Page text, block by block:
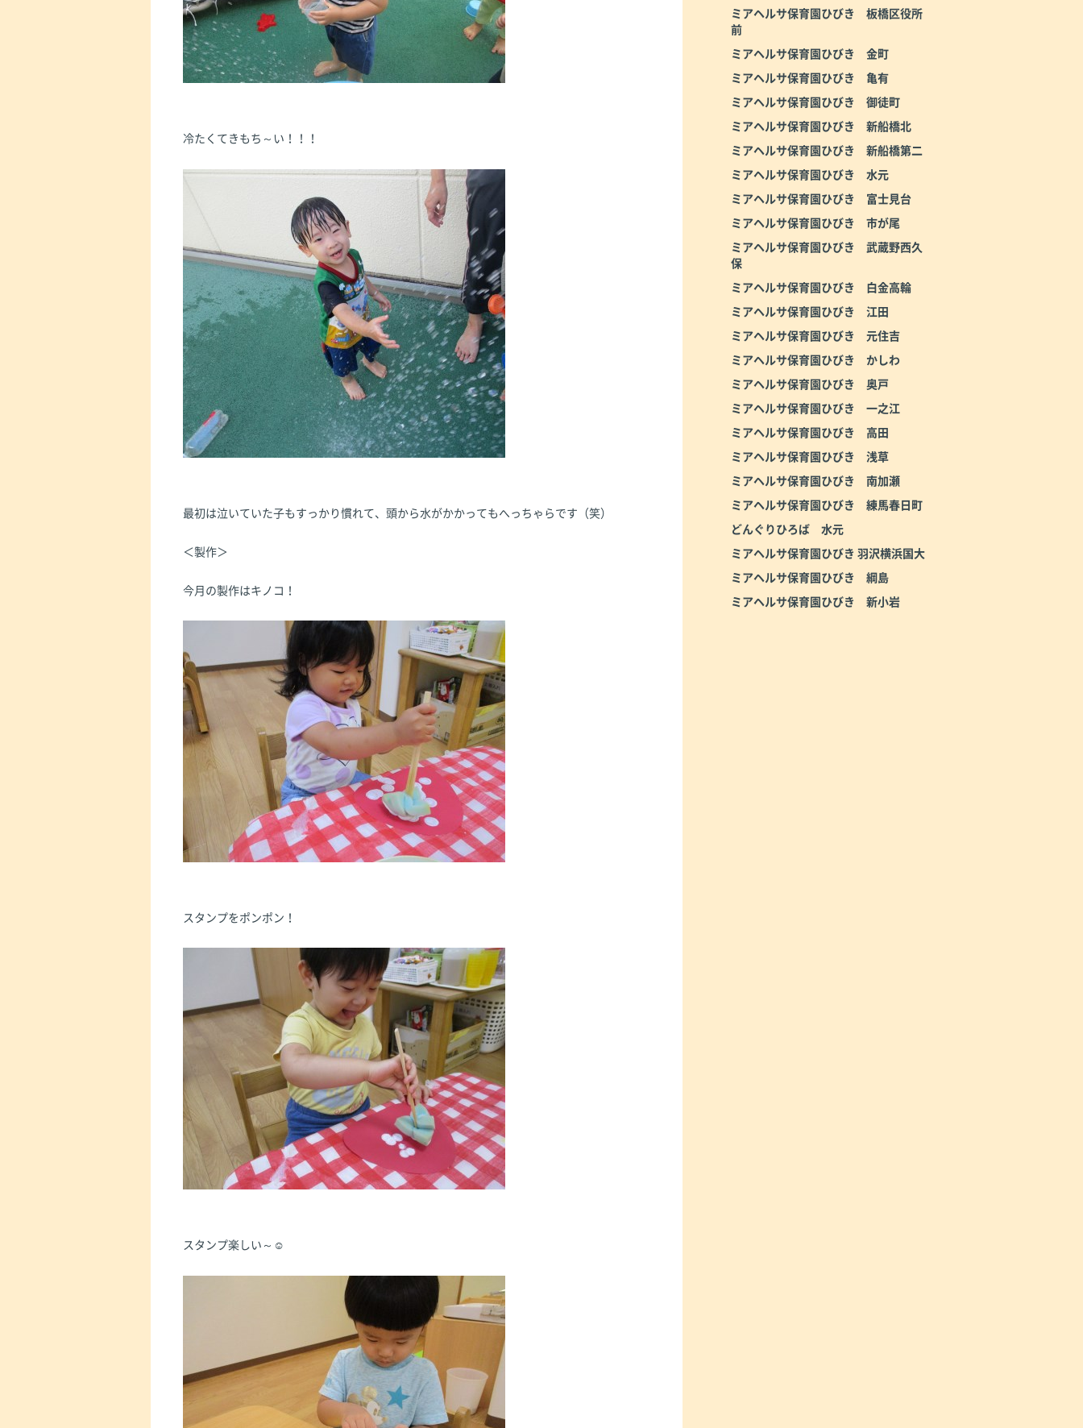
冷たくてきもち～い！！！
最初は泣いていた子もすっかり慣れて、頭から水がかかってもへっちゃらです（笑）
＜製作＞
今月の製作はキノコ！
スタンプをポンポン！
スタンプ楽しい～☺
ミアヘルサ保育園ひびき 板橋区役所
前
ミアヘルサ保育園ひびき 金町
ミアヘルサ保育園ひびき 亀有
ミアヘルサ保育園ひびき 御徒町
ミアヘルサ保育園ひびき 新船橋北
ミアヘルサ保育園ひびき 新船橋第二
ミアヘルサ保育園ひびき 水元
ミアヘルサ保育園ひびき 富士見台
ミアヘルサ保育園ひびき 市が尾
ミアヘルサ保育園ひびき 武蔵野西久
保
ミアヘルサ保育園ひびき 白金高輪
ミアヘルサ保育園ひびき 江田
ミアヘルサ保育園ひびき 元住吉
ミアヘルサ保育園ひびき かしわ
ミアヘルサ保育園ひびき 奥戸
ミアヘルサ保育園ひびき 一之江
ミアヘルサ保育園ひびき 高田
ミアヘルサ保育園ひびき 浅草
ミアヘルサ保育園ひびき 南加瀬
ミアヘルサ保育園ひびき 練馬春日町
どんぐりひろば 水元
ミアヘルサ保育園ひびき 羽沢横浜国大
ミアヘルサ保育園ひびき 綱島
ミアヘルサ保育園ひびき 新小岩